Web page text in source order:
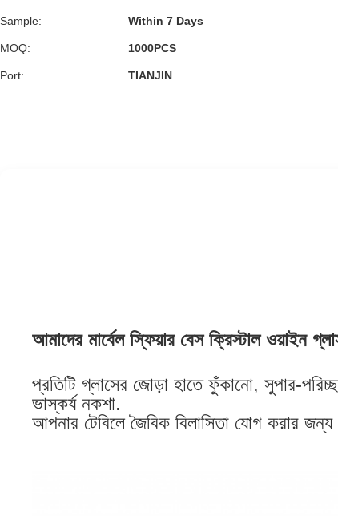
Sample: Within 7 Days
MOQ: 1000PCS
Port: TIANJIN
আমাদের মার্বেল স্ফিয়ার বেস ক্রিস্টাল ওয়াইন
প্রতিটি গ্লাসের জোড়া হাতে ফুঁকানো, সুপার-
ভাস্কর্য নকশা.
আপনার টেবিলে জৈবিক বিলাসিতা যোগ করার